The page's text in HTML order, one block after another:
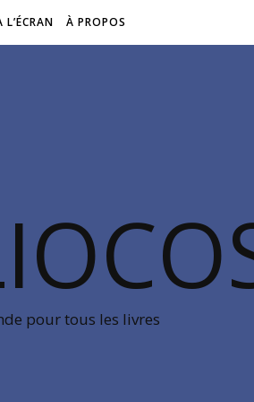
L’ÉCRAN À PROPOS
pour tous les livres